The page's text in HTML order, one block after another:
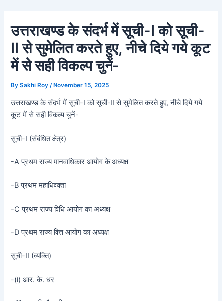
content
उत्तराखण्ड के संदर्भ में सूची-I को सूची-
II से सुमेलित करते हुए, नीचे दिये गये कूट
में से सही विकल्प चुनें-
BySakhi Roy /November 15, 2025
उत्तराखण्ड के संदर्भ में सूची-I को सूची-II से सुमेलित करते हुए, नीचे दिये गये
कूट में से सही विकल्प चुनें-
सूची-I (संबंधित क्षेत्र)
-A प्रथम राज्य मानवाधिकार आयोग के अध्यक्ष
-B प्रथम महाधिवक्ता
-C प्रथम राज्य विधि आयोग का अध्यक्ष
-D प्रथम राज्य वित्त आयोग का अध्यक्ष
सूची-II (व्यक्ति)
-(i) आर. के. धर